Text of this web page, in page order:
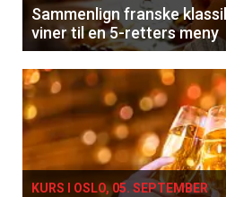
Sammenlign franske
viner til en 5-retters meny
KURS I OSLO, 05. SEPTEMBER